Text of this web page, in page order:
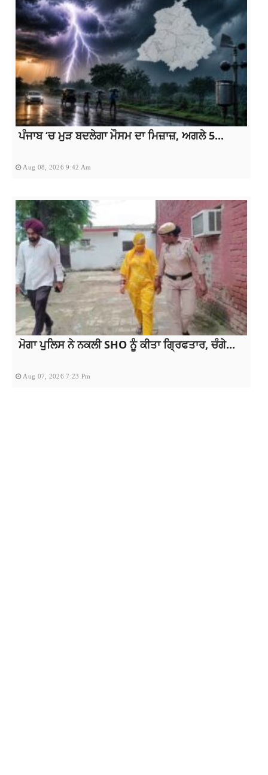
ਪੰਜਾਬ ‘ਚ ਮੁੜ ਬਦਲੇਗਾ ਮੌਸਮ ਦਾ ਮਿਜ਼ਾਜ਼, ਅਗਲੇ 5...
Aug 08, 2026 9:42 Am
ਮੋਗਾ ਪੁਲਿਸ ਨੇ ਨਕਲੀ SHO ਨੂੰ ਕੀਤਾ ਗ੍ਰਿਫਤਾਰ, ਚੰਗੇ...
Aug 07, 2026 7:23 Pm